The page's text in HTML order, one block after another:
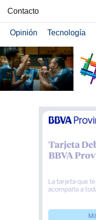
Contacto
Opinión Tecnología